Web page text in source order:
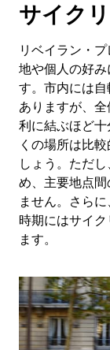
サイク
リベイラン・
地や個人の好
す。市内には
ありますが、
利に結ぶほど
くの場所は比
しょう。ただ
め、主要地点
ません。さら
時期にはサイ
ます。